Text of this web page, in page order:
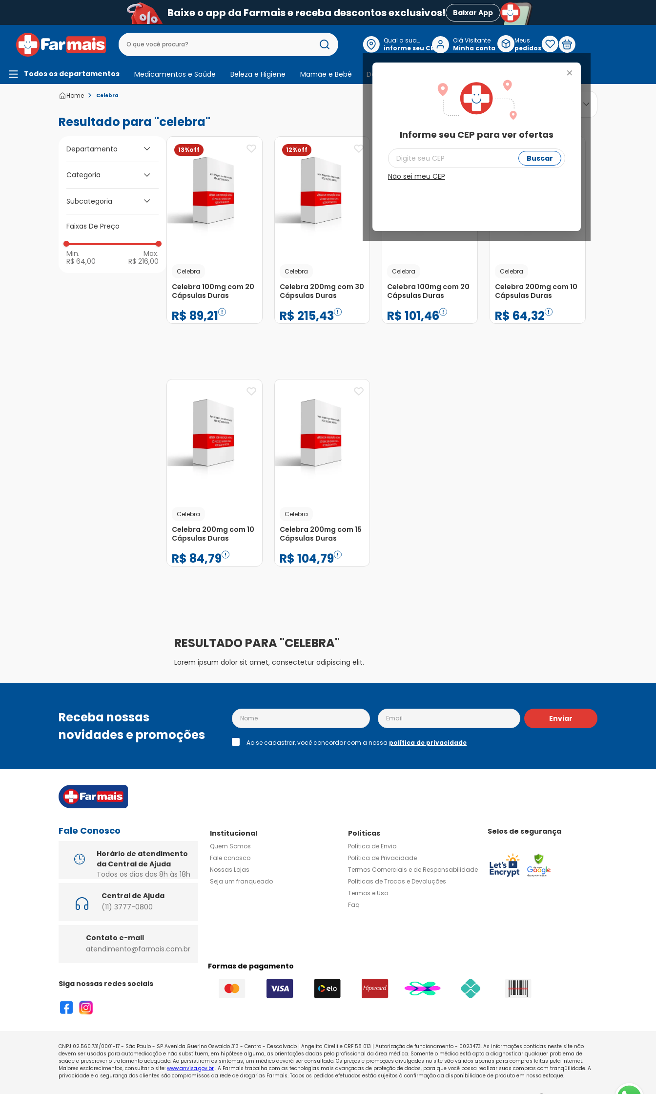
Baixe o app da Farmais e receba descontos exclusivos! Baixar App
Qual a sua
localização?
informe seu CEP
+
Informe seu CEP para ver ofertas
Buscar
Não sei meu CEP
Olá Visitante
Minha conta
Meus
pedidos
Todos os departamentos Medicamentos e Saúde Beleza e Higiene Mamãe e Bebê Dermocosmeticos
Celebra
celebra
Departamento
Medicamentos e
Saúde
Categoria
Dor e Febre e
Inflamação
Medicamentos de A
a Z
Subcategoria
Anti-inflamatórios
de Uso Geral
Faixas De Preço
R$ 64,00 R$ 216,00
ordenar por
13%
Celebra
Celebra 100mg com 20
Cápsulas Duras
R$ 89,21
12%
Celebra
Celebra 200mg com 30
Cápsulas Duras
R$ 215,43
Celebra
Celebra 100mg com 20
Cápsulas Duras
R$ 101,46
Celebra
Celebra 200mg com 10
Cápsulas Duras
R$ 64,32
Celebra
Celebra 200mg com 10
Cápsulas Duras
R$ 84,79
Celebra
Celebra 200mg com 15
Cápsulas Duras
R$ 104,79
CELEBRA
Lorem ipsum dolor sit amet, consectetur adipiscing elit.
Receba nossas
novidades e promoções
Enviar
Ao se cadastrar, você concordar com a nossa política de privacidade
Fale Conosco
Horário de atendimento
da Central de Ajuda
Todos os dias das 8h às 18h
Central de Ajuda
(11) 3777-0800
Contato e-mail
atendimento@farmais.com.br
Siga nossas redes sociais
Institucional
Quem Somos
Fale conosco
Nossas Lojas
Seja um franqueado
Políticas
Política de Envio
Política de Privacidade
Termos Comerciais e de Responsabilidade
Políticas de Trocas e Devoluções
Termos e Uso
Faq
Selos de segurança
Formas de pagamento
CNPJ 02.560.731/0001-17 - São Paulo - SP Avenida Guerino Oswaldo 313 - Centro - Descalvado | Angelita Cirelli e CRF 58 013 | Autorização de funcionamento - 0023473. As informações contidas neste site não
devem ser usadas para automedicação e não substituem, em hipótese alguma, as orientações dadas pelo profissional da área médica. Somente o médico está apto a diagnosticar qualquer problema de
saúde e prescrever o tratamento adequado. Ao persistirem os sintomas, um médico deverá ser consultado. Os preços e promoções divulgados no site são válidos apenas para compras feitas pela internet.
Maiores esclarecimentos, consultar o site: www.anvisa.gov.br . A Farmais trabalha com as tecnologias mais avançadas de proteção de dados, para que você possa realizar suas compras com tranqüilidade. A
privacidade e a segurança dos clientes são compromissos da rede de drogarias Farmais. Todos os pedidos efetuados estão sujeitos à confirmação da disponibilidade de produto em nosso estoque.